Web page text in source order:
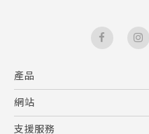
產品
5G
智能手機
網站
HTC Dev
支援服務